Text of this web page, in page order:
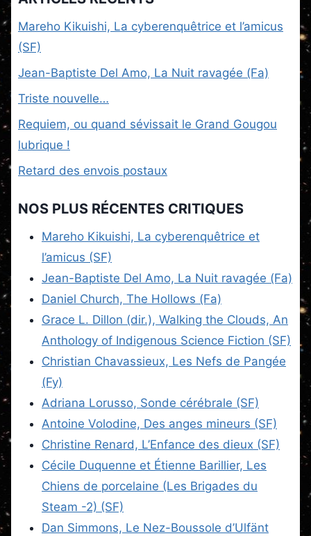
Mareho Kikuishi, La cyberenquêtrice et l’amicus
(SF)
Jean-Baptiste Del Amo, La Nuit ravagée (Fa)
Triste nouvelle…
Requiem, ou quand sévissait le Grand Gougou
lubrique !
Retard des envois postaux
NOS PLUS RÉCENTES CRITIQUES
Mareho Kikuishi, La cyberenquêtrice et
l’amicus (SF)
Jean-Baptiste Del Amo, La Nuit ravagée (Fa)
Daniel Church, The Hollows (Fa)
Grace L. Dillon (dir.), Walking the Clouds, An
Anthology of Indigenous Science Fiction (SF)
Christian Chavassieux, Les Nefs de Pangée
(Fy)
Adriana Lorusso, Sonde cérébrale (SF)
Antoine Volodine, Des anges mineurs (SF)
Christine Renard, L’Enfance des dieux (SF)
Cécile Duquenne et Étienne Barillier, Les
Chiens de porcelaine (Les Brigades du
Steam -2) (SF)
Dan Simmons, Le Nez-Boussole d’Ulfänt